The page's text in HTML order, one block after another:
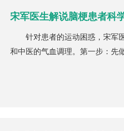
宋军医生解说脑梗患者科
针对患者的运动困惑，宋军
和中医的气血调理。第一步：先